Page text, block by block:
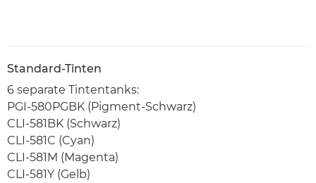
Standard-Tinten
6 separate Tintentanks:
PGI-580PGBK (Pigment-Schwarz)
CLI-581BK (Schwarz)
CLI-581C (Cyan)
CLI-581M (Magenta)
CLI-581Y (Gelb)